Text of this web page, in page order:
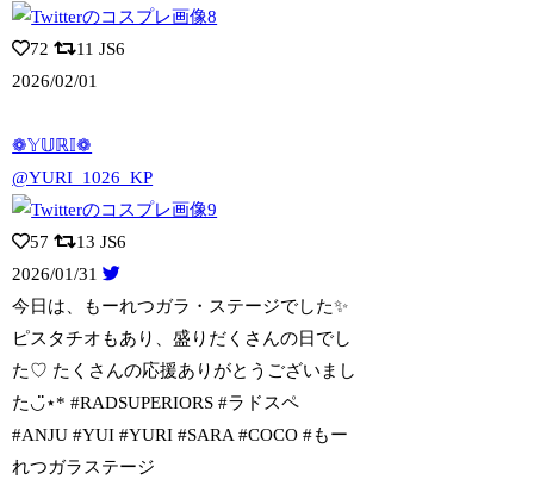
72 11 JS6
2026/02/01
❁𝕐𝕌ℝ𝕀❁
@YURI_1026_KP
57 13 JS6
2026/01/31
今日は、もーれつガラ・ステージでした✨
ピスタチオもあり、盛りだくさんの日でし
た♡ たくさんの応援ありがとうございまし
た◡̈⋆* #RADSUPERIORS #ラドスペ
#ANJU #YUI #YURI #SARA #COCO #もー
れつガラステージ